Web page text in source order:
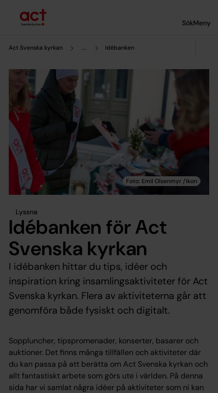
SökMeny
Act Svenska kyrkan ... Idébanken
Lyssna
Idébanken för Act
Svenska kyrkan
I idébanken hittar du tips, idéer och
inspiration kring insamlingsaktiviteter för Act
Svenska kyrkan. Flera av aktiviteterna går att
genomföra både fysiskt och digitalt.
Soppluncher, tipspromenader, konserter, basarer och
auktioner. Det finns många tillfällen och aktiviteter där
du kan passa på att berätta om Act Svenska kyrkan och
allt fantastiskt arbete som görs ute i världen. På denna
sida har vi samlat några idéer på aktiviteter som ni kan